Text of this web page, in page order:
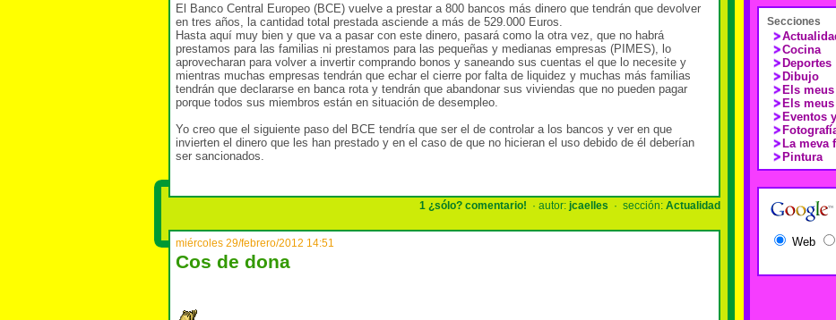
El Banco Central Europeo (BCE) vuelve a prestar a 800 bancos más dinero que tendrán que devolver
en tres años, la cantidad total prestada asciende a más de 529.000 Euros.
Hasta aquí muy bien y que va a pasar con este dinero, pasará como la otra vez, que no habrá
prestamos para las familias ni prestamos para las pequeñas y medianas empresas (PIMES), lo
aprovecharan para volver a invertir comprando bonos y saneando sus cuentas el que lo necesite y
mientras muchas empresas tendrán que echar el cierre por falta de liquidez y muchas más familias
tendrán que declararse en banca rota y tendrán que abandonar sus viviendas que no pueden pagar
porque todos sus miembros están en situación de desempleo.
Yo creo que el siguiente paso del BCE tendría que ser el de controlar a los bancos y ver en que
invierten el dinero que les han prestado y en el caso de que no hicieran el uso debido de él deberían
ser sancionados.
1 ¿sólo? comentario! · autor: jcaelles · sección: Actualidad
miércoles 29/febrero/2012 14:51
Cos de dona
Secciones
Cocina
Deportes
Dibujo
Els
Els
Eventos
La meva
Pintura
Web